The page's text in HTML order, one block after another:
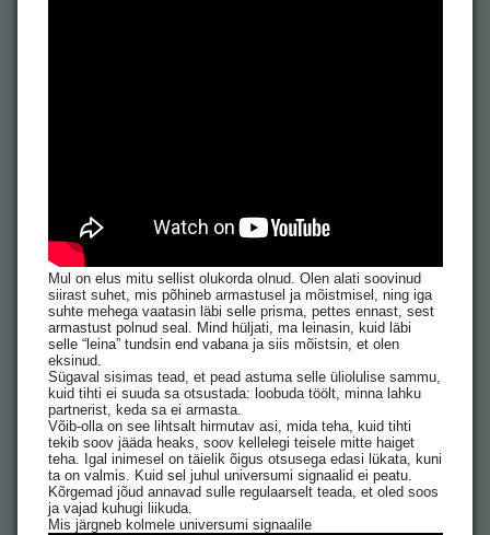
Mul on elus mitu sellist olukorda olnud. Olen alati soovinud
siirast suhet, mis põhineb armastusel ja mõistmisel, ning iga
suhte mehega vaatasin läbi selle prisma, pettes ennast, sest
armastust polnud seal. Mind hüljati, ma leinasin, kuid läbi
selle “leina” tundsin end vabana ja siis mõistsin, et olen
eksinud.
Sügaval sisimas tead, et pead astuma selle üliolulise sammu,
kuid tihti ei suuda sa otsustada: loobuda töölt, minna lahku
partnerist, keda sa ei armasta.
Võib-olla on see lihtsalt hirmutav asi, mida teha, kuid tihti
tekib soov jääda heaks, soov kellelegi teisele mitte haiget
teha. Igal inimesel on täielik õigus otsusega edasi lükata, kuni
ta on valmis. Kuid sel juhul universumi signaalid ei peatu.
Kõrgemad jõud annavad sulle regulaarselt teada, et oled soos
ja vajad kuhugi liikuda.
Mis järgneb kolmele universumi signaalile